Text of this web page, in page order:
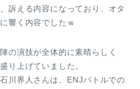
訴える内容になっており、オタ
響く内容でしたｗ
の演技が全体的に素晴らしく
り上げていました。
川界人さんは、ENJバトルでの